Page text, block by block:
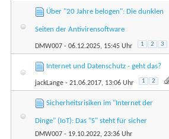
Über "20 Jahre belogen": Die dunklen
Seiten der Antivirensoftware
DMW007 - 06.12.2025, 15:45 Uhr 1 2 3
Internet und Datenschutz - geht das?
jackLange - 21.06.2017, 13:06 Uhr 1 2
Sicherheitsrisiken im "Internet der
Dinge" (IoT): Das "S" steht für sicher
DMW007 - 19.10.2022, 23:36 Uhr